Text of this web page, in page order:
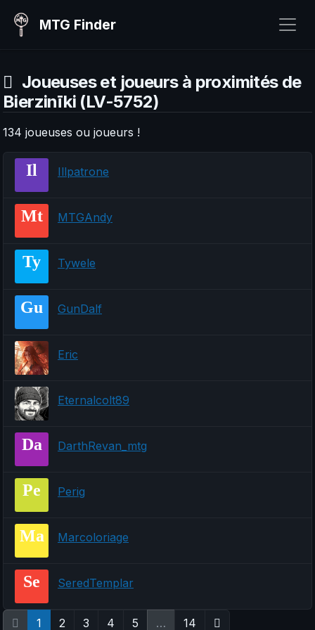
MTG Finder
Joueuses et joueurs à proximités de
Bierzinīki (LV-5752)
134 joueuses ou joueurs !
Il Illpatrone
Mt MTGAndy
Ty Tywele
Gu GunDalf
Eric
Eternalcolt89
Da DarthRevan_mtg
Pe Perig
Ma Marcoloriage
Se SeredTemplar
1 2 3 4 5 … 14